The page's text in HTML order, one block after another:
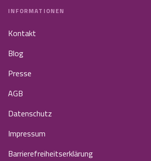
INFORMATIONEN
Kontakt
Blog
Presse
AGB
Datenschutz
Impressum
Barrierefreiheitserklärung